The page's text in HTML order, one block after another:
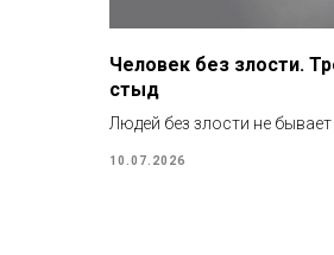
Человек без злости.
стыд
Людей без злости не бывает
10.07.2026